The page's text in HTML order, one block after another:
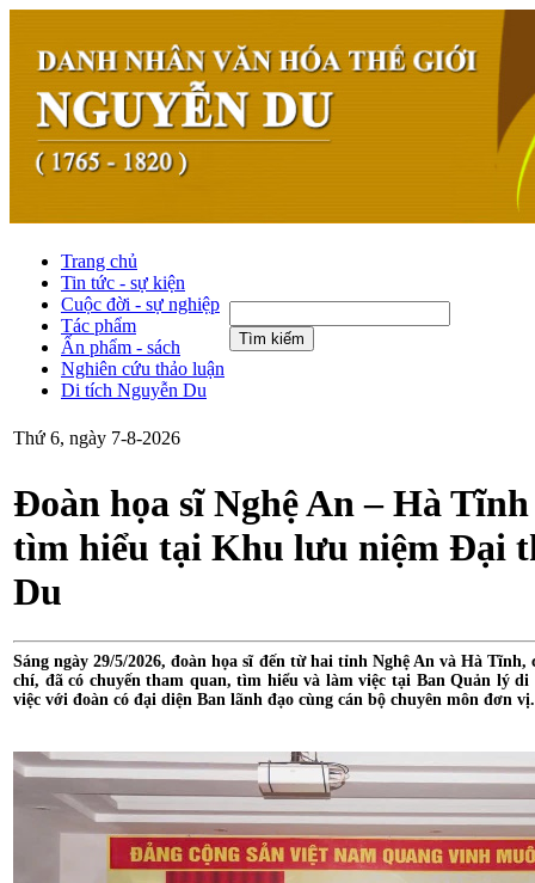
Trang chủ
Tin tức - sự kiện
Cuộc đời - sự nghiệp
Tác phẩm
Ấn phẩm - sách
Nghiên cứu thảo luận
Di tích Nguyễn Du
Tìm kiếm
Thứ 6, ngày 7-8-2026
Đoàn họa sĩ Nghệ An – Hà
tìm hiểu tại Khu lưu niệm Đại
Du
Sáng ngày 29/5/2026, đoàn họa sĩ đến từ hai tỉnh Nghệ An và Hà
chí, đã có chuyến tham quan, tìm hiểu và làm việc tại Ban Quản lý
việc với đoàn có đại diện Ban lãnh đạo cùng cán bộ chuyên môn đơn vị.